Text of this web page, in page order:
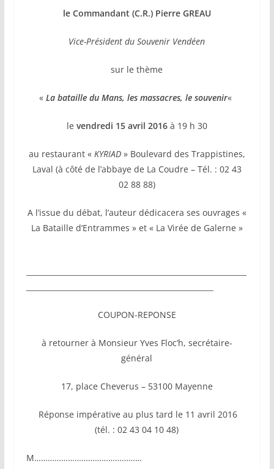
le Commandant (C.R.) Pierre GREAU
Vice-Président du Souvenir Vendéen
sur le thème
«La bataille du Mans, les massacres, le souvenir«
le vendredi 15 avril 2016à 19 h 30
au restaurant « KYRIAD» Boulevard des Trappistines,
Laval (à côté de l’abbaye de La Coudre – Tél. : 02 43
02 88 88)
A l’issue du débat, l’auteur dédicacera ses ouvrages «
La Bataille d’Entrammes » et « La Virée de Galerne »
COUPON-REPONSE
à retourner à Monsieur Yves Floc’h, secrétaire-
général
17, place Cheverus – 53100 Mayenne
Réponse impérative au plus tard le 11 avril 2016
(tél. : 02 43 04 10 48)
M…………………………………………